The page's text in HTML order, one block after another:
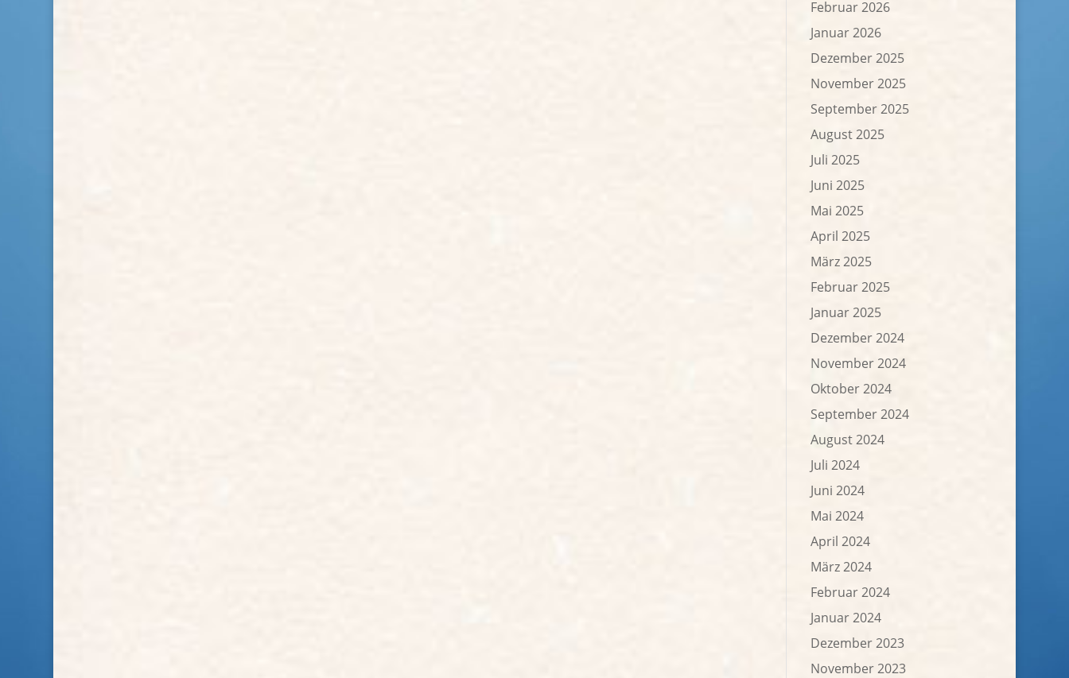
Februar 2026
Januar 2026
Dezember 2025
November 2025
September 2025
August 2025
Juli 2025
Juni 2025
Mai 2025
April 2025
März 2025
Februar 2025
Januar 2025
Dezember 2024
November 2024
Oktober 2024
September 2024
August 2024
Juli 2024
Juni 2024
Mai 2024
April 2024
März 2024
Februar 2024
Januar 2024
Dezember 2023
November 2023